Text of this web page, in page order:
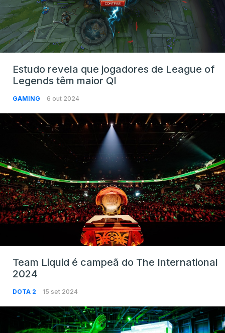
Estudo revela que jogadores de League of
Legends têm maior QI
GAMING 6 out 2024
Team Liquid é campeã do The International
2024
DOTA 2 15 set 2024